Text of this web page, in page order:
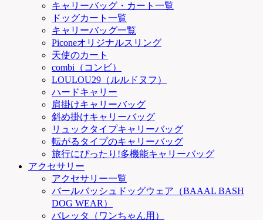
キャリーバッグ・カート一覧
ドッグカート一覧
キャリーバッグ一覧
Piconeオリジナルスリング
天使のカート
combi（コンビ）
LOULOU29（ルルドヌフ）
ハードキャリー
肩掛けキャリーバッグ
斜め掛けキャリーバッグ
リュックタイプキャリーバッグ
転がるタイプのキャリーバッグ
旅行にぴったり!多機能キャリーバッグ
アクセサリー
アクセサリー一覧
バールバッシュドッグウェア（BAAAL BASH
DOG WEAR）
バレッタ（ワンちゃん用）